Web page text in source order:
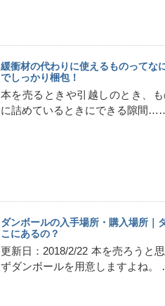
緩衝材の代わりに使えるものってな
でしっかり梱包！
本を売るときや引越しのとき、
に詰めているときにできる隙間
ダンボールの入手場所・購入場所｜
こにあるの？
更新日：2018/2/22 本を売ろうと
ずダンボールを用意しますよね。